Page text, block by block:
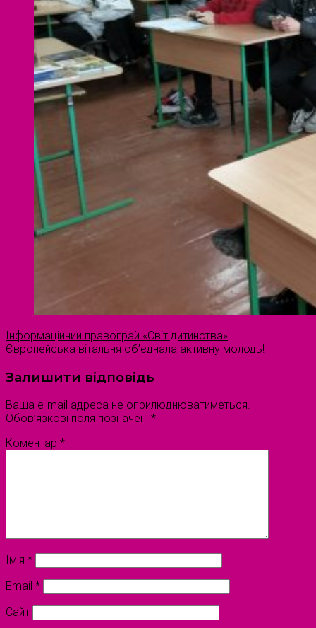
Інформаційний правограй «Світ дитинства»
Європейська вітальня об’єднала активну молодь!
Залишити відповідь
Ваша e-mail адреса не оприлюднюватиметься.
Обов’язкові поля позначені *
Коментар *
Ім'я *
Email *
Сайт